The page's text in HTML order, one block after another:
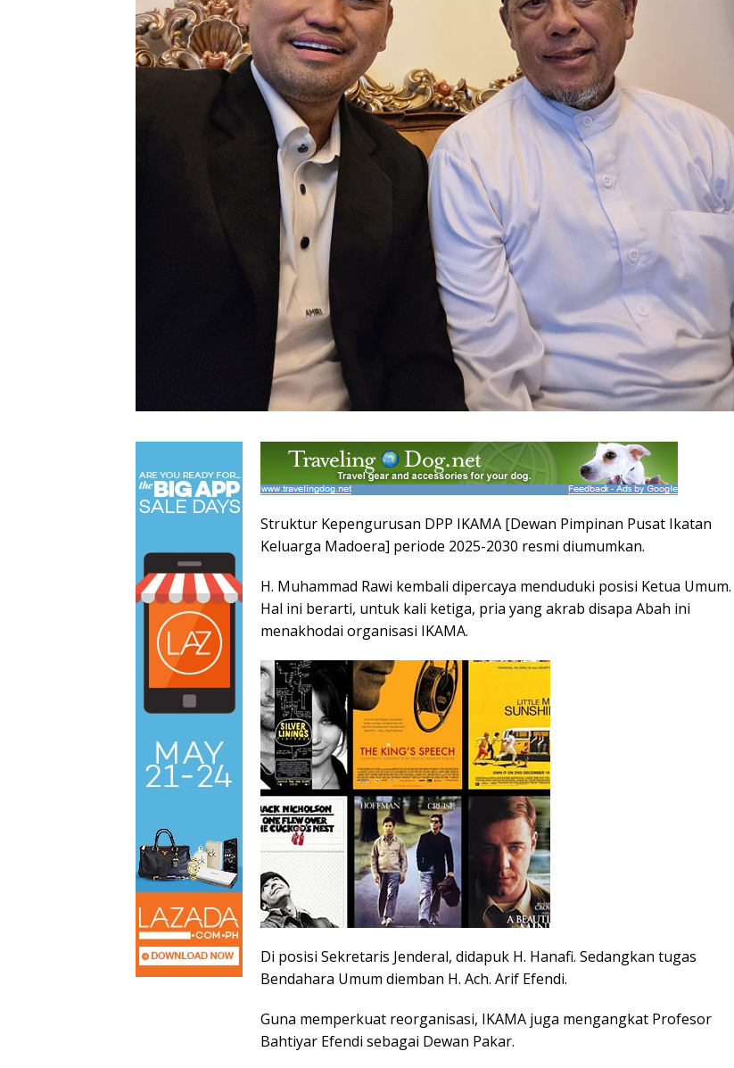
Struktur Kepengurusan DPP IKAMA [Dewan Pimpinan Pusat Ikatan
Keluarga Madoera] periode 2025-2030 resmi diumumkan.
H. Muhammad Rawi kembali dipercaya menduduki posisi Ketua Umum.
Hal ini berarti, untuk kali ketiga, pria yang akrab disapa Abah ini
menakhodai organisasi IKAMA.
Di posisi Sekretaris Jenderal, didapuk H. Hanafi. Sedangkan tugas
Bendahara Umum diemban H. Ach. Arif Efendi.
Guna memperkuat reorganisasi, IKAMA juga mengangkat Profesor
Bahtiyar Efendi sebagai Dewan Pakar.